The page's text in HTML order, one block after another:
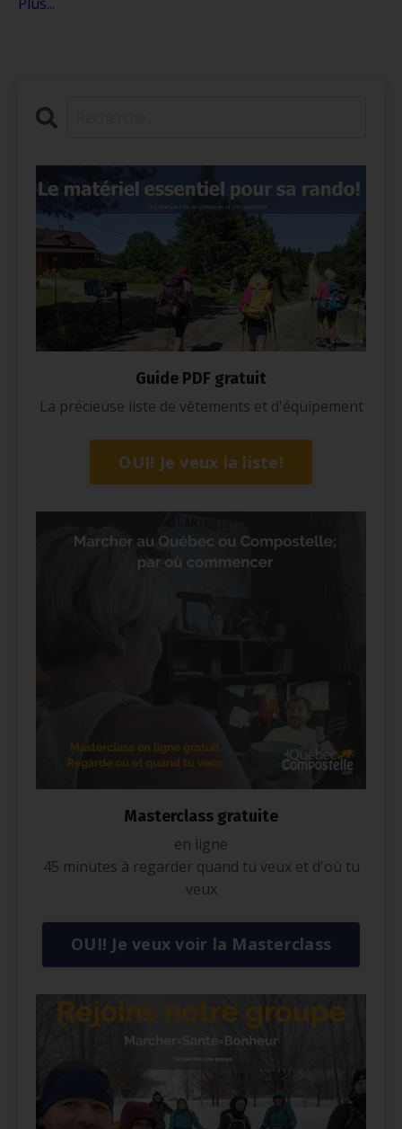
Guide PDF gratuit
La précieuse liste de vêtements et d'équipement
OUI! Je veux la liste!
Masterclass gratuite
en ligne
45 minutes à regarder quand tu veux et d'où tu
veux
OUI! Je veux voir la Masterclass